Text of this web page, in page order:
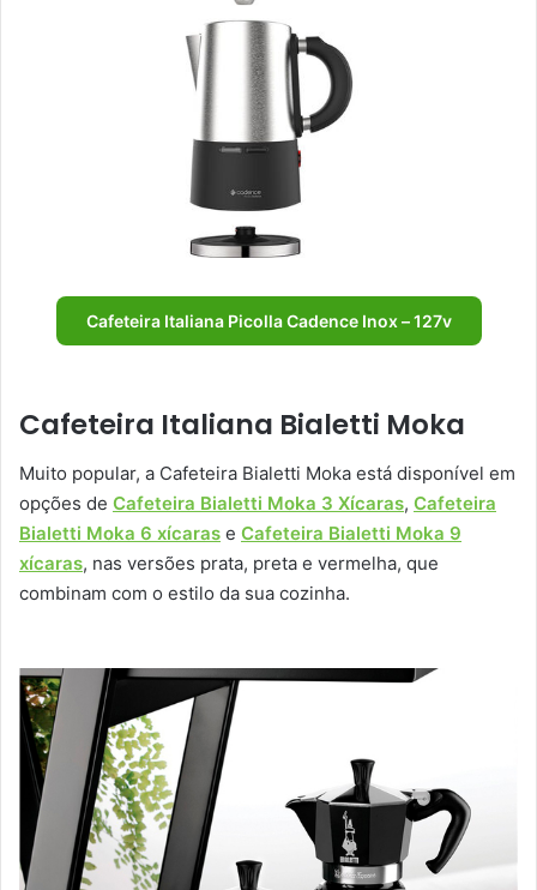
Cafeteira Italiana Picolla Cadence Inox – 127v
Cafeteira Italiana Bialetti Moka
Muito popular, a Cafeteira Bialetti Moka está disponível em
opções de Cafeteira Bialetti Moka 3 Xícaras, Cafeteira
Bialetti Moka 6 xícaras e Cafeteira Bialetti Moka 9
xícaras, nas versões prata, preta e vermelha, que
combinam com o estilo da sua cozinha.